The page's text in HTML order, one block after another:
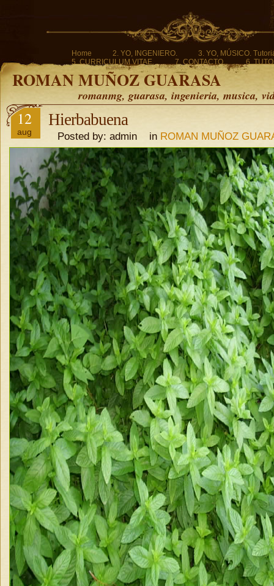
Home 2. YO, INGENIERO.
3. YO, MÚSICO.
5. CURRICULUM VITAE.
7. CONTACTO. 6.
ROMAN MUÑOZ GUARASA
romanmg, guarasa, ingenieria, musica,
12
aug
Hierbabuena
Posted by: admin in ROMAN MUÑOZ